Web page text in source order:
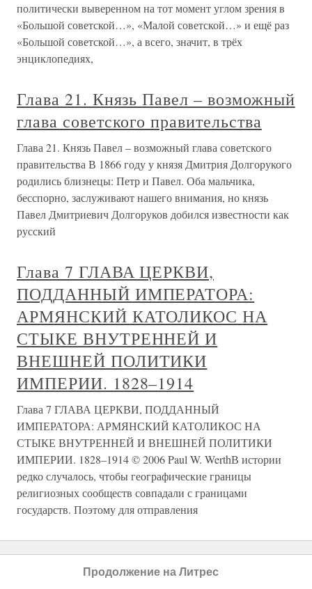
политически выверенном на тот момент углом зрения в
«Большой советской…», «Малой советской…» и ещё раз
«Большой советской…», а всего, значит, в трёх
энциклопедиях,
Глава 21. Князь Павел – возможный
глава советского правительства
Глава 21. Князь Павел – возможный глава советского
правительства В 1866 году у князя Дмитрия Долгорукого
родились близнецы: Петр и Павел. Оба мальчика,
бесспорно, заслуживают нашего внимания, но князь
Павел Дмитриевич Долгоруков добился известности как
русский
Глава 7 ГЛАВА ЦЕРКВИ,
ПОДДАННЫЙ ИМПЕРАТОРА:
АРМЯНСКИЙ КАТОЛИКОС НА
СТЫКЕ ВНУТРЕННЕЙ И
ВНЕШНЕЙ ПОЛИТИКИ
ИМПЕРИИ. 1828–1914
Глава 7 ГЛАВА ЦЕРКВИ, ПОДДАННЫЙ
ИМПЕРАТОРА: АРМЯНСКИЙ КАТОЛИКОС НА
СТЫКЕ ВНУТРЕННЕЙ И ВНЕШНЕЙ ПОЛИТИКИ
ИМПЕРИИ. 1828–1914 © 2006 Paul W. WerthВ истории
редко случалось, чтобы географические границы
религиозных сообществ совпадали с границами
государств. Поэтому для отправления
Продолжение на Литрес